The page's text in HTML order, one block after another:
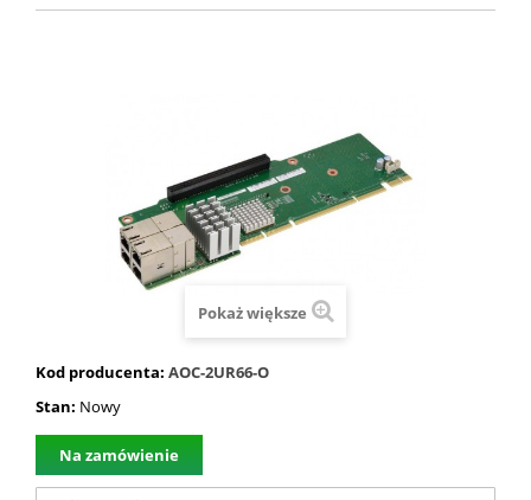
Pokaż większe
Kod producenta: AOC-2UR66-O
Stan: Nowy
Na zamówienie